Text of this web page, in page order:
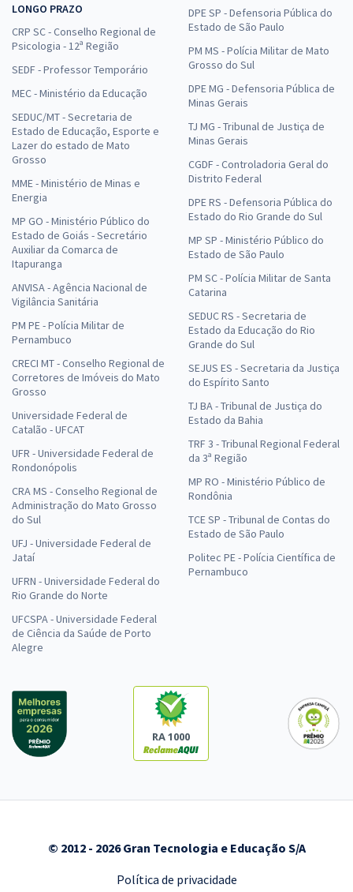
LONGO PRAZO
CRP SC - Conselho Regional de
Psicologia - 12ª Região
SEDF - Professor Temporário
MEC - Ministério da Educação
SEDUC/MT - Secretaria de
Estado de Educação, Esporte e
Lazer do estado de Mato
Grosso
MME - Ministério de Minas e
Energia
MP GO - Ministério Público do
Estado de Goiás - Secretário
Auxiliar da Comarca de
Itapuranga
ANVISA - Agência Nacional de
Vigilância Sanitária
PM PE - Polícia Militar de
Pernambuco
CRECI MT - Conselho Regional de
Corretores de Imóveis do Mato
Grosso
Universidade Federal de
Catalão - UFCAT
UFR - Universidade Federal de
Rondonópolis
CRA MS - Conselho Regional de
Administração do Mato Grosso
do Sul
UFJ - Universidade Federal de
Jataí
UFRN - Universidade Federal do
Rio Grande do Norte
UFCSPA - Universidade Federal
de Ciência da Saúde de Porto
Alegre
DPE SP - Defensoria Pública do
Estado de São Paulo
PM MS - Polícia Militar de Mato
Grosso do Sul
DPE MG - Defensoria Pública de
Minas Gerais
TJ MG - Tribunal de Justiça de
Minas Gerais
CGDF - Controladoria Geral do
Distrito Federal
DPE RS - Defensoria Pública do
Estado do Rio Grande do Sul
MP SP - Ministério Público do
Estado de São Paulo
PM SC - Polícia Militar de Santa
Catarina
SEDUC RS - Secretaria de
Estado da Educação do Rio
Grande do Sul
SEJUS ES - Secretaria da Justiça
do Espírito Santo
TJ BA - Tribunal de Justiça do
Estado da Bahia
TRF 3 - Tribunal Regional Federal
da 3ª Região
MP RO - Ministério Público de
Rondônia
TCE SP - Tribunal de Contas do
Estado de São Paulo
Politec PE - Polícia Científica de
Pernambuco
RA 1000
© 2012 - 2026 Gran Tecnologia e Educação S/A
Política de privacidade